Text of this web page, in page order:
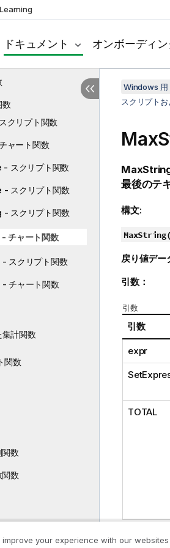
Learning
ドキュメント オンボーディ
数
数
クリプト関数
ャート関数
スクリプト関数
スクリプト関数
- スクリプト関数
チャート関数
スクリプト関数
チャート関数
計関数
関数
関数
数
Windows
スクリプト
最後のテ
構文:
MaxString(
戻り値デー
引数：
引数
引数
expr
TOTAL
your experience with our